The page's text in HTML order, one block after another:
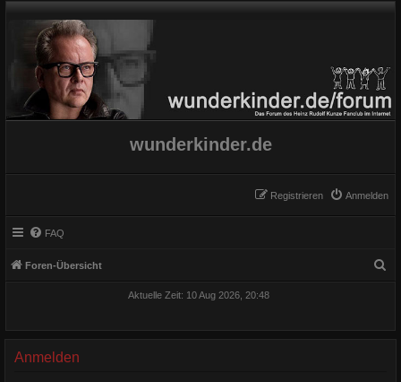
wunderkinder.de
Anmelden
Registrieren
FAQ
Foren-Übersicht
Aktuelle Zeit: 10 Aug 2026, 20:48
Anmelden